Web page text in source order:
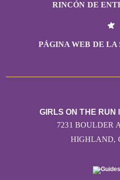
RINCÓN DE
PÁGINA WEB DE LA
GIRLS ON THE RUN
7231 BOULDER
HIGHLAND,